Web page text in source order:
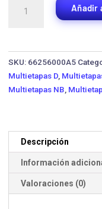
Multietapas
Trifásica
cantidad
Añadir
SKU: 66256000A5
Multietapas D
Multietapas NB
Descripción
Información
Valoraciones (0)